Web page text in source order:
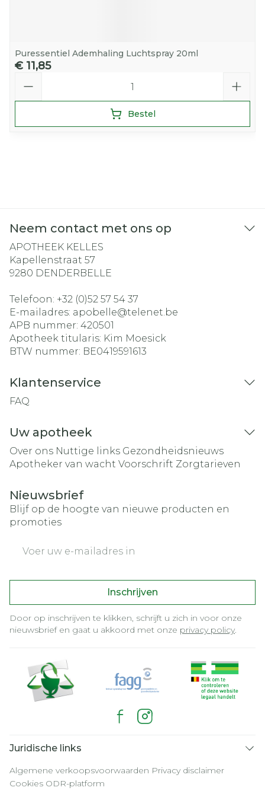
Puressentiel Ademhaling Luchtspray 20ml
€ 11,85
Bestel
Neem contact met ons op
APOTHEEK KELLES
Kapellenstraat 57
9280 DENDERBELLE
Telefoon: +32 (0)52 57 54 37
E-mailadres: apobelle@telenet.be
APB nummer: 420501
Apotheek titularis: Kim Moesick
BTW nummer: BE0419591613
Klantenservice
FAQ
Uw apotheek
Over ons Nuttige links Gezondheidsnieuws
Apotheker van wacht Voorschrift Zorgtarieven
Nieuwsbrief
Blijf op de hoogte van nieuwe producten en
promoties
Inschrijven
Door op inschrijven te klikken, schrijft u zich in voor onze
nieuwsbrief en gaat u akkoord met onze privacy policy.
Juridische links
Algemene verkoopsvoorwaarden Privacy disclaimer
Cookies ODR-platform